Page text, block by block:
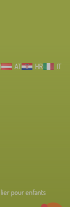
AT HR
IT
pour enfants